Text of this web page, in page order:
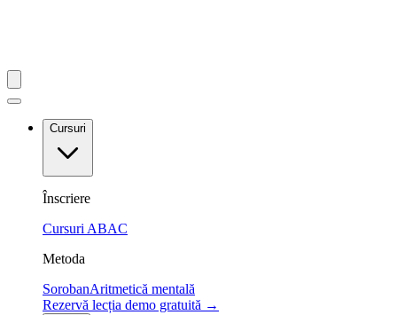
Cursuri
Înscriere
Cursuri ABAC
Metoda
SorobanAritmetică mentală
Rezervă lecția demo gratuită →